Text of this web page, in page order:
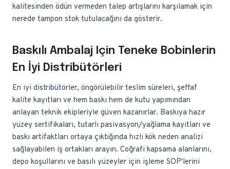
kalitesinden ödün vermeden talep artışlarını karşılamak için
nerede tampon stok tutulacağını da gösterir.
Baskılı Ambalaj Için Teneke Bobinlerin
En İyi Distribütörleri
En iyi distribütörler, öngörülebilir teslim süreleri, şeffaf
kalite kayıtları ve hem baskı hem de kutu yapımından
anlayan teknik ekipleriyle güven kazanırlar. Baskıya hazır
yüzey sertifikaları, tutarlı pasivasyon/yağlama kayıtları ve
baskı artifaktları ortaya çıktığında hızlı kök neden analizi
sağlayabilen iş ortakları arayın. Coğrafi kapsama alanlarını,
depo koşullarını ve basılı yüzeyler için işleme SOP'lerini